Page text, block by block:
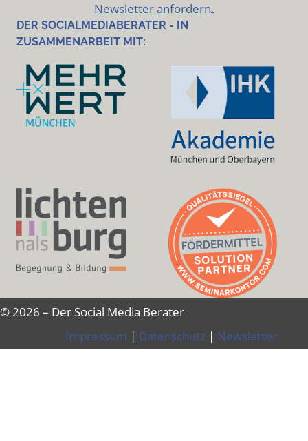
Newsletter anfordern
DER SOCIALMEDIABERATER - IN
ZUSAMMENARBEIT MIT:
© 2026 – Der Social Media Berater
Impressum | Datenschutz | Newsletter